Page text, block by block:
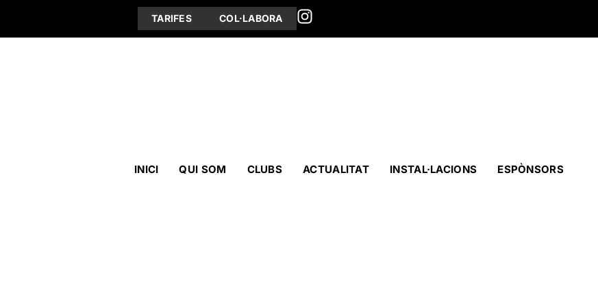
TARIFES COL·LABORA
INICI QUI SOM CLUBS ACTUALITAT INSTAL·LACIONS ESPÒNSORS